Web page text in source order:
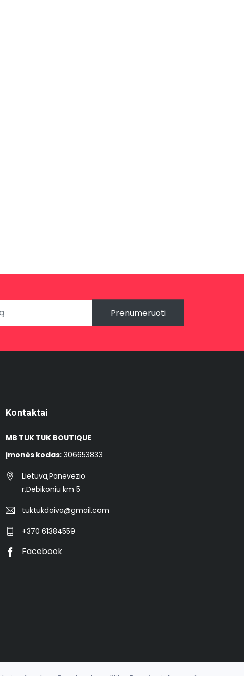
Prenumeruoti
Kontaktai
MB TUK TUK BOUTIQUE
Įmonės kodas: 306653833
Lietuva,Panevezio
r,Debikoniu km 5
tuktukdaiva@gmail.com
+370 61384559
Facebook